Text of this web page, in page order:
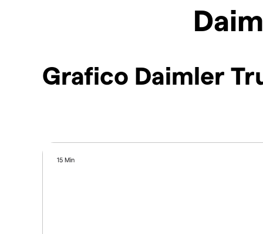
Grafico Daimler
15 Min